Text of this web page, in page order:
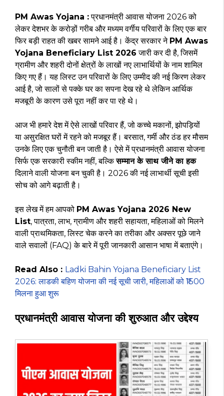
PM Awas Yojana :प्रधानमंत्री आवास योजना 2026 को
लेकर देशभर के करोड़ों गरीब और मध्यम वर्गीय परिवारों के लिए एक बार
फिर बड़ी राहत की खबर सामने आई है। केंद्र सरकार ने PM Awas
Yojana Beneficiary List 2026 जारी कर दी है, जिसमें
ग्रामीण और शहरी दोनों क्षेत्रों के लाखों नए लाभार्थियों के नाम शामिल
किए गए हैं। यह लिस्ट उन परिवारों के लिए उम्मीद की नई किरण लेकर
आई है, जो सालों से पक्के घर का सपना देख रहे थे लेकिन आर्थिक
मजबूरी के कारण उसे पूरा नहीं कर पा रहे थे।
आज भी हमारे देश में ऐसे लाखों परिवार हैं, जो कच्चे मकानों, झोपड़ियों
या असुरक्षित घरों में रहने को मजबूर हैं। बरसात, गर्मी और ठंड हर मौसम
उनके लिए एक चुनौती बन जाती है। ऐसे में प्रधानमंत्री आवास योजना
सिर्फ एक सरकारी स्कीम नहीं, बल्किसम्मान के साथ जीने का हक
दिलाने वाली योजना बन चुकी है। 2026 की नई लाभार्थी सूची इसी
सोच को आगे बढ़ाती है।
इस लेख में हम आपको PM Awas Yojana 2026 New
List, पात्रता, लाभ, ग्रामीण और शहरी सहायता, महिलाओं को मिलने
वाली प्राथमिकता, लिस्ट चेक करने का तरीका और अक्सर पूछे जाने
वाले सवालों (FAQ) के बारे में पूरी जानकारी आसान भाषा में बताएंगे।
Read Also : Ladki Bahin Yojana Beneficiary List
2026: लाडकी बहिण योजना की नई सूची जारी, महिलाओं को ₹1500
मिलना हुआ शुरू
प्रधानमंत्री आवास योजना की शुरुआत और उद्देश्य